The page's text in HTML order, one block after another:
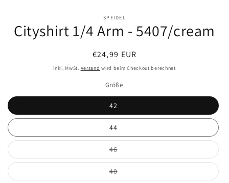
SPEIDEL
Cityshirt 1/4 Arm - 5407/cream
Normaler
Preis
€24,99 EUR
inkl. MwSt. Versand wird beim Checkout berechnet
Größe
42
44
46Variante
ausverkauft
oder
nicht
40Variante
ausverkauft